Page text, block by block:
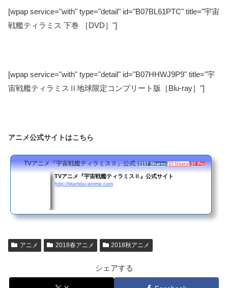
[wpap service="with" type="detail" id="B07BL61PTC" title="宇宙
戦艦ティラミス 下巻 ［DVD］"]
[wpap service="with" type="detail" id="B07HHWJ9P9" title="宇
宙戦艦ティラミスⅡ地球限定コンプリート版［Blu-ray］"]
アニメ公式サイトはこちら
TVアニメ『宇宙戦艦ティラミスⅡ』公式サイト
2157 Shares 17 Users 37 Pockets
TVアニメ『宇宙戦艦ティラミスⅡ』公式サイト
http://tiramisu-anime.com
アニメ 2018春アニメ 2018秋アニメ
シェアする